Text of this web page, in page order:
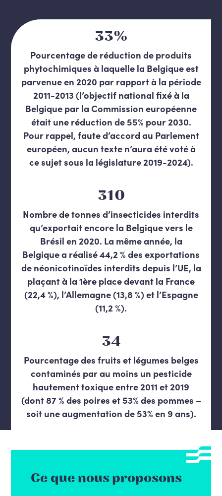
33%
Pourcentage de réduction de produits
phytochimiques à laquelle la Belgique est
parvenue en 2020 par rapport à la période
2011-2013 (l’objectif national fixé à la
Belgique par la Commission européenne
était une réduction de 55% pour 2030.
Pour rappel, faute d’accord au Parlement
européen, aucun texte n’aura été voté à
ce sujet sous la législature 2019-2024).
310
Nombre de tonnes d’insecticides interdits
qu’exportait encore la Belgique vers le
Brésil en 2020. La même année, la
Belgique a réalisé 44,2 % des exportations
de néonicotinoïdes interdits depuis l’UE, la
plaçant à la 1ère place devant la France
(22,4 %), l’Allemagne (13,8 %) et l’Espagne
(11,2 %).
34
Pourcentage des fruits et légumes belges
contaminés par au moins un pesticide
hautement toxique entre 2011 et 2019
(dont 87 % des poires et 53% des pommes –
soit une augmentation de 53% en 9 ans).
Ce que nous proposons